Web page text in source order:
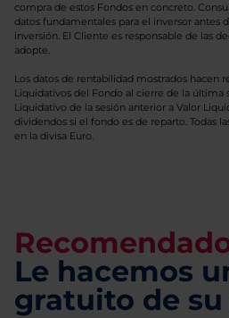
compra de estos Fondos en concreto.
datos fundamentales para el inversor antes
inversión. El Cliente es responsable de las
adopte.
Los datos de rentabilidad mostrados hacen
Liquidativos del Fondo al cierre de la última
Liquidativo de la sesión anterior a Valor
dividendos si el fondo es de reparto. Todas
en la divisa Euro.
Le hacemos
gratuito de su